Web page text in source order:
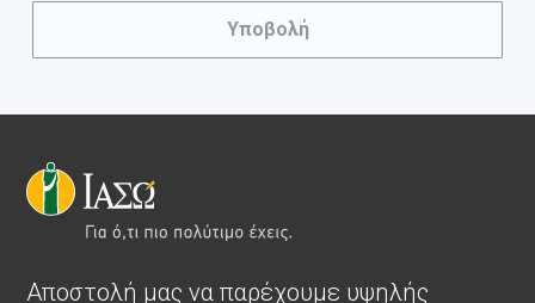
Υποβολή
Αποστολή μας να παρέχουμε υψηλής